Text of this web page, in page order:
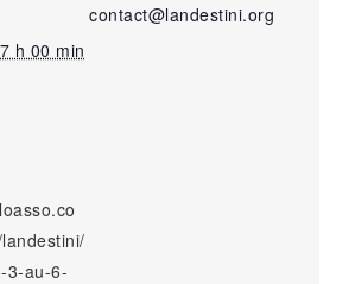
h 00 min
3-au-6-
contact@landestini.org